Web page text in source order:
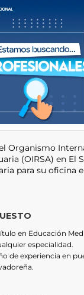
Organismo
(OIRSA) en El
para su oficina
en Educación
especialidad.
de experiencia en